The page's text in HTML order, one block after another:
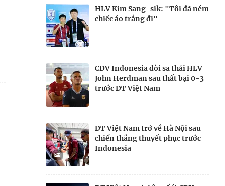
HLV Kim Sang-sik: "Tôi đã ném
chiếc áo trắng đi"
CĐV Indonesia đòi sa thải HLV
John Herdman sau thất bại 0-3
trước ĐT Việt Nam
ĐT Việt Nam trở về Hà Nội sau
chiến thắng thuyết phục trước
Indonesia